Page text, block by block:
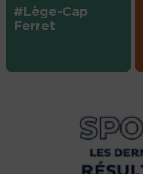
#Lège-Cap
Ferret